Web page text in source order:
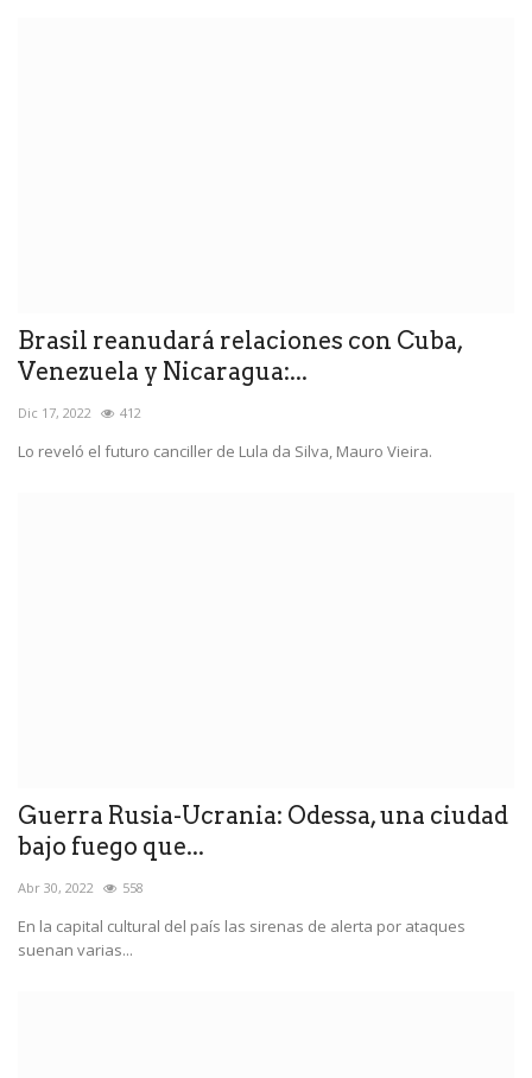
Brasil reanudará relaciones con Cuba,
Venezuela y Nicaragua:...
Dic 17, 2022 412
Lo reveló el futuro canciller de Lula da Silva, Mauro Vieira.
Guerra Rusia-Ucrania: Odessa, una ciudad
bajo fuego que...
Abr 30, 2022 558
En la capital cultural del país las sirenas de alerta por ataques
suenan varias...